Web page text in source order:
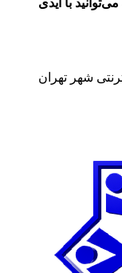
با آیدی
شهر تهران